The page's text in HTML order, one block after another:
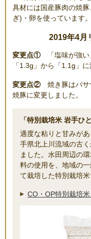
具材には国産豚肉の焼
ぎ)・卵を使っています。
2019年4月
変更点①「塩味が強い
「1.3g」から「1.1g」
変更点②焼き豚はパサ
焼豚に変更しました。
「特別栽培米 岩手ひ
適度な粘りと甘みが
手県北上川流域の古
ました。水田周辺の
料の使用を、地域の
て栽培した特別栽培米
CO・OP特別栽培